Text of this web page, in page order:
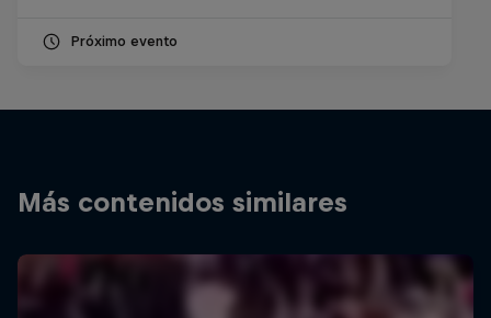
Próximo evento
Más contenidos similares